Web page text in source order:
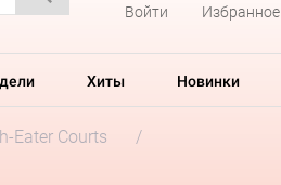
Войти Избранное
Хиты Новинки
Eater Courts